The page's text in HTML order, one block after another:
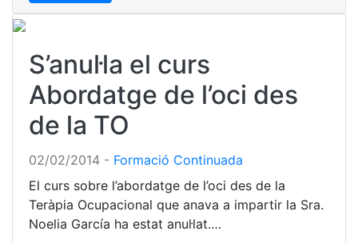
S’anul·la el curs
Abordatge de l’oci des
de la TO
02/02/2014 - Formació Continuada
El curs sobre l’abordatge de l’oci des de la
Teràpia Ocupacional que anava a impartir la Sra.
Noelia García ha estat anul·lat.…